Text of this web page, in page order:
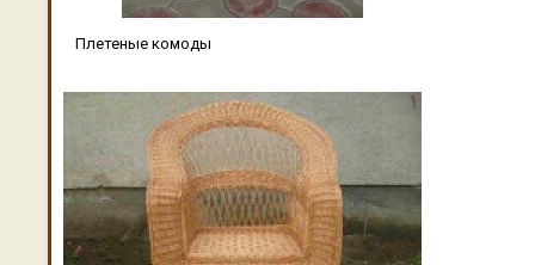
Плетеные комоды